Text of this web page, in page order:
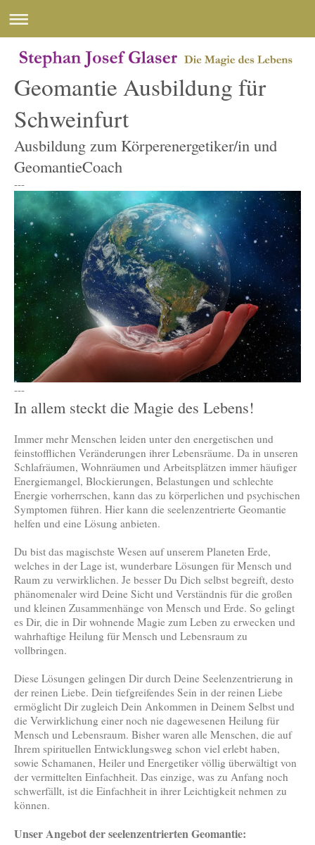
Geomantie Ausbildung für
Schweinfurt
Ausbildung zum Körperenergetiker/in und
GeomantieCoach
---
---
In allem steckt die Magie des Lebens!
Immer mehr Menschen leiden unter den energetischen und
feinstofflichen Veränderungen ihrer Lebensräume. Da in unseren
Schlafräumen, Wohnräumen und Arbeitsplätzen immer häufiger
Energiemangel, Blockierungen, Belastungen und schlechte
Energie vorherrschen, kann das zu körperlichen und psychischen
Symptomen führen. Hier kann die seelenzentrierte Geomantie
helfen und eine Lösung anbieten.
Du bist das magischste Wesen auf unserem Planeten Erde,
welches in der Lage ist, wunderbare Lösungen für Mensch und
Raum zu verwirklichen. Je besser Du Dich selbst begreift, desto
phänomenaler wird Deine Sicht und Verständnis für die großen
und kleinen Zusammenhänge von Mensch und Erde. So gelingt
es Dir, die in Dir wohnende Magie zum Leben zu erwecken und
wahrhaftige Heilung für Mensch und Lebensraum zu
vollbringen.
Diese Lösungen gelingen Dir durch Deine Seelenzentrierung in
der reinen Liebe. Dein tiefgreifendes Sein in der reinen Liebe
ermöglicht Dir zugleich Dein Ankommen in Deinem Selbst und
die Verwirklichung einer noch nie dagewesenen Heilung für
Mensch und Lebensraum. Bisher waren alle Menschen, die auf
Ihrem spirituellen Entwicklungsweg schon viel erlebt haben,
sowie Schamanen, Heiler und Energetiker völlig überwältigt von
der vermittelten Einfachheit. Das einzige, was zu Anfang noch
schwerfällt, ist die Einfachheit in ihrer Leichtigkeit nehmen zu
können.
Unser Angebot der seelenzentrierten Geomantie: